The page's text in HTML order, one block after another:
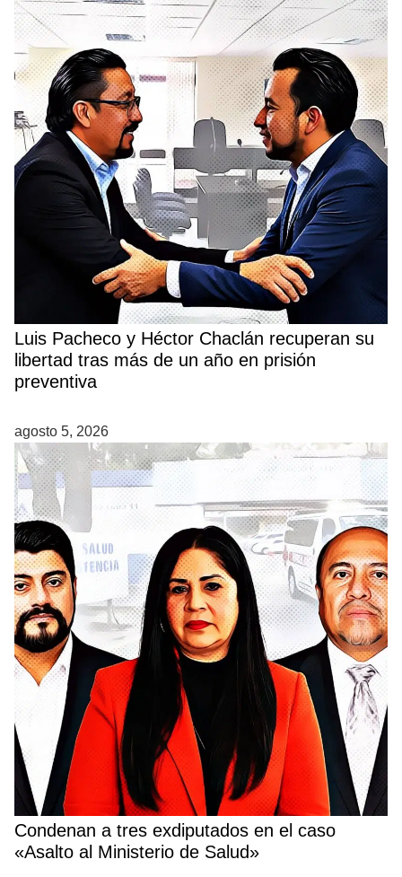
Luis Pacheco y Héctor Chaclán recuperan su
libertad tras más de un año en prisión
preventiva
agosto 5, 2026
Condenan a tres exdiputados en el caso
«Asalto al Ministerio de Salud»